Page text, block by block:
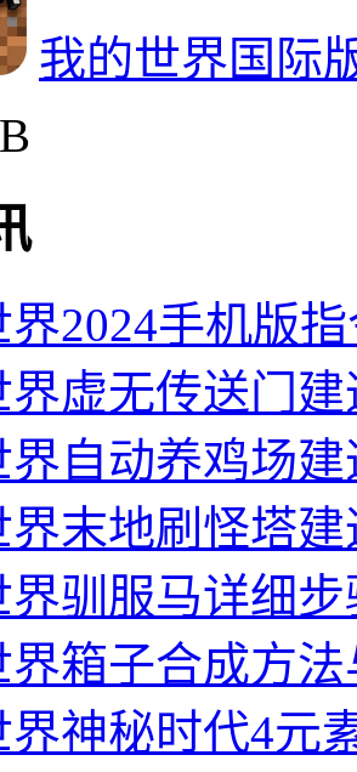
我的世界国际
2024手机版
界虚无传送门
界自动养鸡场
界末地刷怪塔
界驯服马详细
界箱子合成方
界神秘时代4元